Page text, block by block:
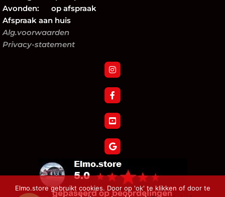
Avonden: op afspraak
Afspraak aan huis
Alg.voorwaarden
Privacy-statement
Elmo.store gebruikt cookies. Door op 'ok' te klikken of door te